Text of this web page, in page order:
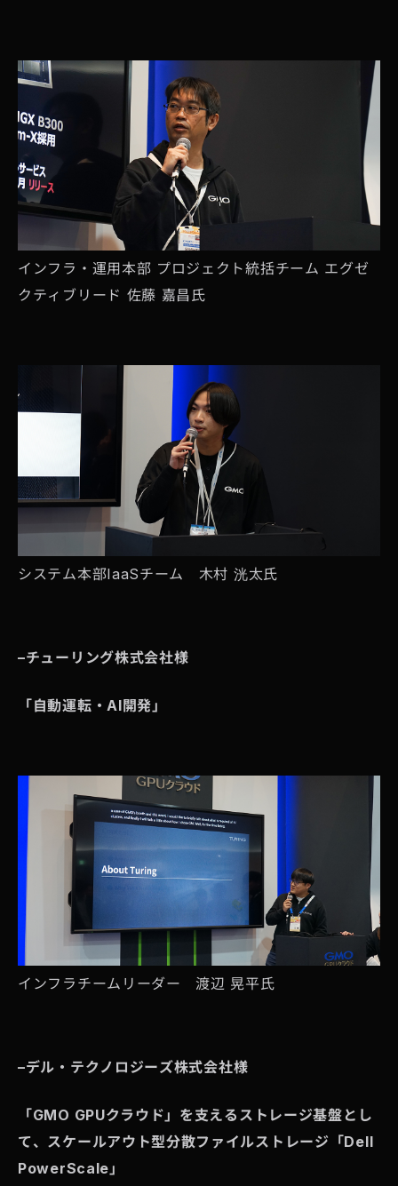
インフラ・運用本部 プロジェクト統括チーム エグゼ
クティブリード 佐藤 嘉昌氏
システム本部IaaSチーム 木村 洸太氏
–チューリング株式会社様
「自動運転・AI開発」
インフラチームリーダー 渡辺 晃平氏
–デル・テクノロジーズ株式会社様
「GMO GPUクラウド」を支えるストレージ基盤とし
て、スケールアウト型分散ファイルストレージ「Dell
PowerScale」